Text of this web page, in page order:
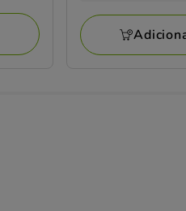
avaliações
9.53€